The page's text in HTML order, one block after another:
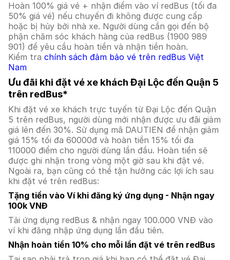
Hoàn 100% giá vé + nhận điểm vào ví redBus (tối đa
50% giá vé) nếu chuyến đi không được cung cấp
hoặc bị hủy bởi nhà xe. Người dùng cần gọi đến bộ
phận chăm sóc khách hàng của redBus (1900 989
901) để yêu cầu hoàn tiền và nhận tiền hoàn.
Kiểm tra chính sách đảm bảo vé trên redBus Việt
Nam
Ưu đãi khi đặt vé xe khách Đại Lộc đến Quận 5
trên redBus*
Khi đặt vé xe khách trực tuyến từ Đại Lộc đến Quận
5 trên redBus, người dùng mới nhận được ưu đãi giảm
giá lên đến 30%. Sử dụng mã DAUTIEN để nhận giảm
giá 15% tối đa 60000đ và hoàn tiền 15% tối đa
110000 điểm cho người dùng lần đầu. Hoàn tiền sẽ
được ghi nhận trong vòng một giờ sau khi đặt vé.
Ngoài ra, bạn cũng có thể tận hưởng các lợi ích sau
khi đặt vé trên redBus:
Tặng tiền vào Ví khi đăng ký ứng dụng - Nhận ngay
100k VNĐ
Tải ứng dụng redBus & nhận ngay 100.000 VNĐ vào
ví khi đăng nhập ứng dụng lần đầu tiên.
Nhận hoàn tiền 10% cho mỗi lần đặt vé trên redBus